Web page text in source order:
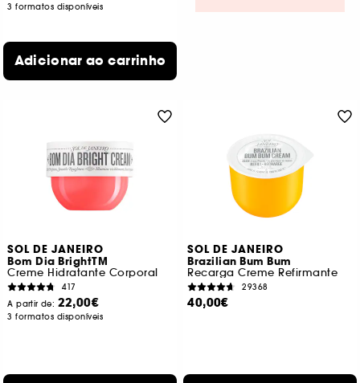
3 formatos disponíveis
Adicionar ao carrinho
SOL DE JANEIRO
Bom Dia BrightTM
Creme Hidratante Corporal
417
A partir de: 22,00€
3 formatos disponíveis
SOL DE JANEIRO
Brazilian Bum Bum
Recarga Creme Refirmante
29368
40,00€